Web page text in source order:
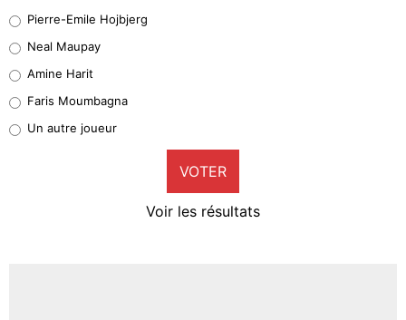
4%
1%
9%
Pierre-Emile Hojbjerg
Neal Maupay
Amine Harit
Faris Moumbagna
Un autre joueur
VOTER
Voir les résultats